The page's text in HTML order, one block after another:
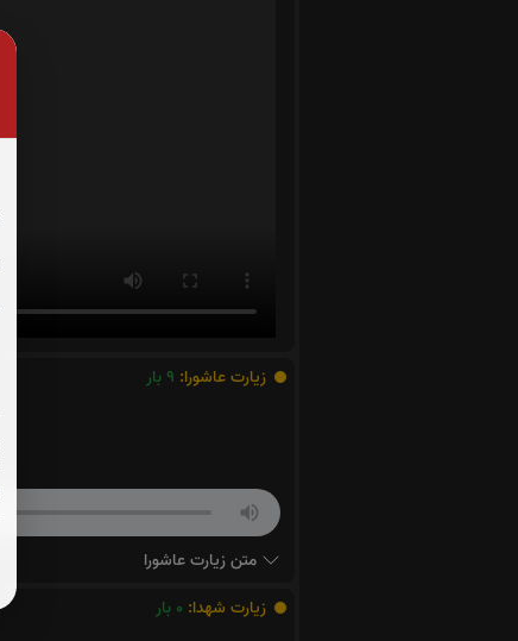
زیارت عاشورا: 9بار
متن زیارت عاشورا
زیارت شهدا: 0 بار